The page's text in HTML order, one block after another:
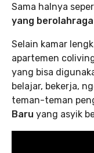
Sama halnya
yang
Selain kamar
apartemen
yang bisa
belajar, bekerja,
teman-teman
Baru yang asyik